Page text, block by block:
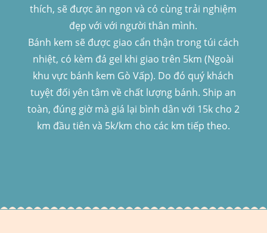
thích, sẽ được ăn ngon và có cùng trải nghiệm
đẹp với với người thân mình.
Bánh kem sẽ được giao cẩn thận trong túi cách
nhiệt, có kèm đá gel khi giao trên 5km (Ngoài
khu vực bánh kem Gò Vấp). Do đó quý khách
tuyệt đối yên tâm về chất lượng bánh. Ship an
toàn, đúng giờ mà giá lại bình dân với 15k cho 2
km đầu tiên và 5k/km cho các km tiếp theo.